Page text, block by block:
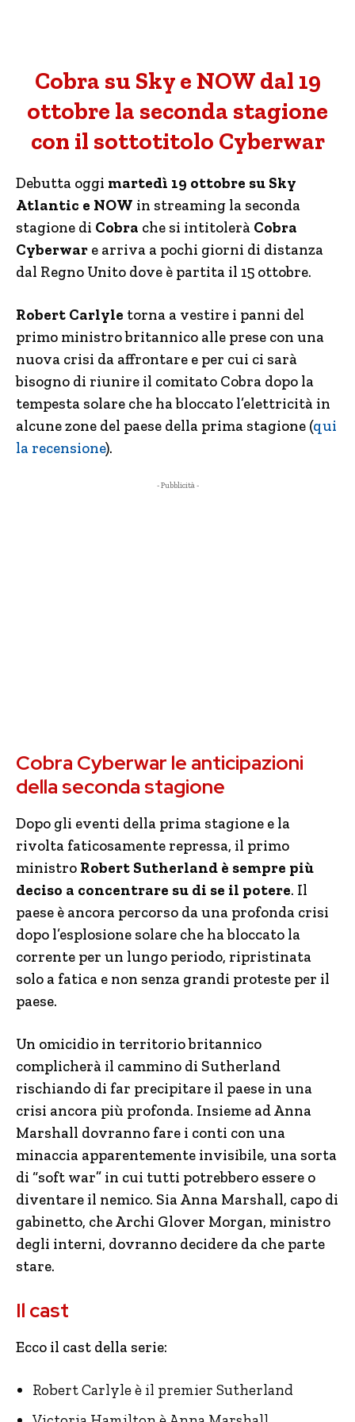
Cobra su Sky e NOW dal 19
ottobre la seconda stagione
con il sottotitolo Cyberwar
Debutta oggi martedì 19 ottobre su Sky
Atlantic e NOW in streaming la seconda
stagione di Cobra che si intitolerà Cobra
Cyberwar e arriva a pochi giorni di distanza
dal Regno Unito dove è partita il 15 ottobre.
Robert Carlyle torna a vestire i panni del
primo ministro britannico alle prese con una
nuova crisi da affrontare e per cui ci sarà
bisogno di riunire il comitato Cobra dopo la
tempesta solare che ha bloccato l’elettricità in
alcune zone del paese della prima stagione (qui
la recensione).
- Pubblicità -
Cobra Cyberwar le anticipazioni
della seconda stagione
Dopo gli eventi della prima stagione e la
rivolta faticosamente repressa, il primo
ministro Robert Sutherland è sempre più
deciso a concentrare su di se il potere. Il
paese è ancora percorso da una profonda crisi
dopo l’esplosione solare che ha bloccato la
corrente per un lungo periodo, ripristinata
solo a fatica e non senza grandi proteste per il
paese.
Un omicidio in territorio britannico
complicherà il cammino di Sutherland
rischiando di far precipitare il paese in una
crisi ancora più profonda. Insieme ad Anna
Marshall dovranno fare i conti con una
minaccia apparentemente invisibile, una sorta
di “soft war” in cui tutti potrebbero essere o
diventare il nemico. Sia Anna Marshall, capo di
gabinetto, che Archi Glover Morgan, ministro
degli interni, dovranno decidere da che parte
stare.
Il cast
Ecco il cast della serie:
Robert Carlyle è il premier Sutherland